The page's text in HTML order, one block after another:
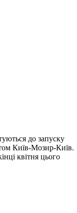
до запуску
Київ-Мозир-Київ.
квітня цього